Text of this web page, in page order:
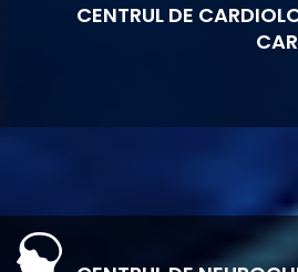
CENTRUL DE